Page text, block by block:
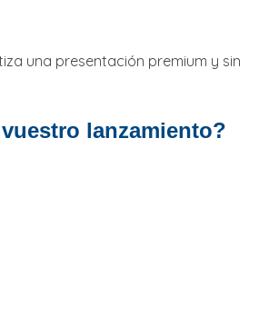
una presentación premium y sin
lanzamiento?